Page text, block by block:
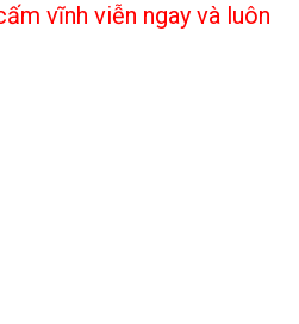
vĩnh viễn ngay và luôn